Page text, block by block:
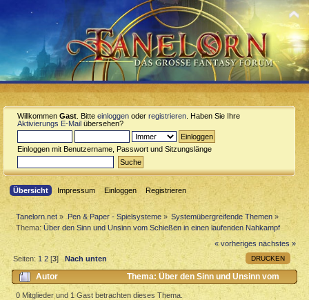
Willkommen Gast . Bitte einloggen oder registrieren . Haben Sie Ihre
Aktivierungs E-Mail übersehen?
Einloggen mit Benutzername, Passwort und Sitzungslänge
Übersicht Impressum Einloggen Registrieren
Tanelorn.net » Pen & Paper - Spielsysteme» Systemübergreifende Themen »
Thema:Über den Sinn und Unsinn vom Schießen in einen laufenden Nahkampf
« vorheriges nächstes »
DRUCKEN
Seiten:1 2[3] Nach unten
Autor
Thema: Über den Sinn und Unsinn vom
Schießen in einen laufenden Nahkampf (Gelesen 5665 mal)
0 Mitglieder und 1 Gast betrachten dieses Thema.